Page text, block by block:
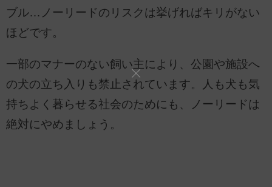
ブル…ノーリードのリスクは挙げればキリがない
ほどです。
一部のマナーのない飼い主により、公園や施設へ
の犬の立ち入りも禁止されています。人も犬も気
持ちよく暮らせる社会のためにも、ノーリードは
絶対にやめましょう。